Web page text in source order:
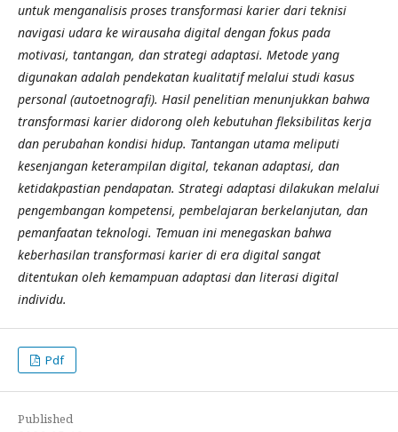
untuk menganalisis proses transformasi karier dari teknisi
navigasi udara ke wirausaha digital dengan fokus pada
motivasi, tantangan, dan strategi adaptasi. Metode yang
digunakan adalah pendekatan kualitatif melalui studi kasus
personal (autoetnografi). Hasil penelitian menunjukkan bahwa
transformasi karier didorong oleh kebutuhan fleksibilitas kerja
dan perubahan kondisi hidup. Tantangan utama meliputi
kesenjangan keterampilan digital, tekanan adaptasi, dan
ketidakpastian pendapatan. Strategi adaptasi dilakukan melalui
pengembangan kompetensi, pembelajaran berkelanjutan, dan
pemanfaatan teknologi. Temuan ini menegaskan bahwa
keberhasilan transformasi karier di era digital sangat
ditentukan oleh kemampuan adaptasi dan literasi digital
individu.
Pdf
Published